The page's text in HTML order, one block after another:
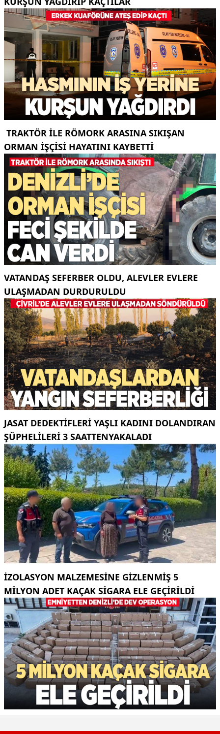
TRAKTÖR ILE RÖMORK ARASINA SIKIŞAN
ORMAN IŞÇISI HAYATINI KAYBETTI
VATANDAŞ SEFERBER OLDU, ALEVLER EVLERE
ULAŞMADAN DURDURULDU
JASAT DEDEKTIFLERI YAŞLI KADINI DOLANDIRAN
ŞÜPHELILERI 3 SAATTENYAKALADI
İZOLASYON MALZEMESINE GIZLENMIŞ 5
MILYON ADET KAÇAK SIGARA ELE GEÇIRILDI